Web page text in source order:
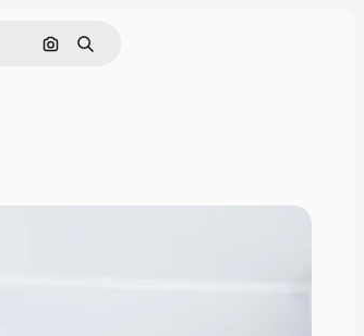
Nach Bild suchen
Suchen